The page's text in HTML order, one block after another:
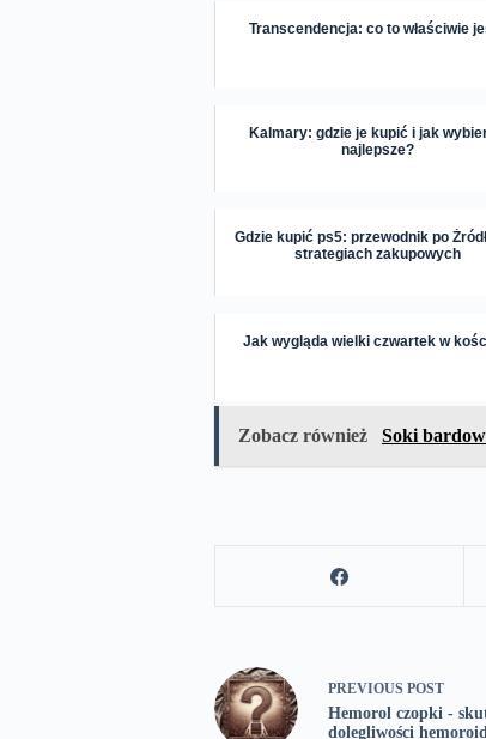
Transcendencja: co to właściwie
Kalmary: gdzie je kupić i jak
najlepsze?
Gdzie kupić ps5: przewodnik po
strategiach zakupowych
Jak wygląda wielki czwartek w
Zobacz również Soki
PREVIOUS POST
Hemorol czopki -
dolegliwości